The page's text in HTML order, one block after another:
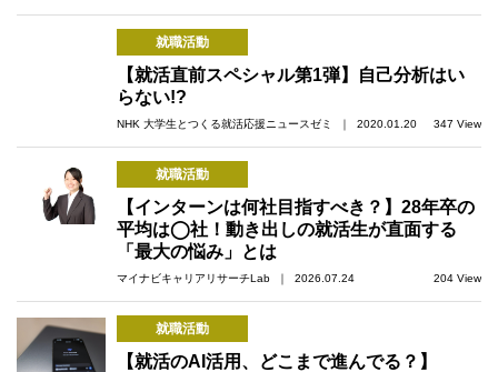
就職活動
【就活直前スペシャル第1弾】自己分析はい
らない!?
NHK 大学生とつくる就活応援ニュースゼミ ｜ 2020.01.20 347 View
就職活動
【インターンは何社目指すべき？】28年卒の
平均は◯社！動き出しの就活生が直面する
「最大の悩み」とは
マイナビキャリアリサーチLab ｜ 2026.07.24 204 View
就職活動
【就活のAI活用、どこまで進んでる？】